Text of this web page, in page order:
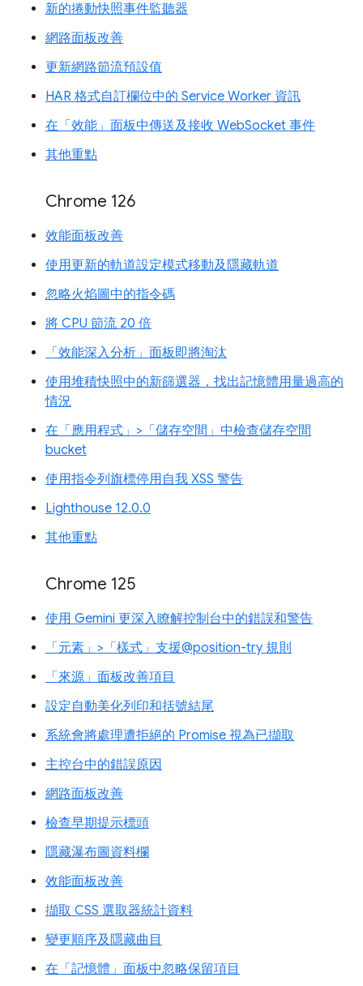
新的捲動快照事件監聽器
網路面板改善
更新網路節流預設值
HAR 格式自訂欄位中的 Service Worker 資訊
在「效能」面板中傳送及接收 WebSocket 事件
其他重點
Chrome 126
效能面板改善
使用更新的軌道設定模式移動及隱藏軌道
忽略火焰圖中的指令碼
將 CPU 節流 20 倍
「效能深入分析」面板即將淘汰
使用堆積快照中的新篩選器，找出記憶體用量過高的
情況
在「應用程式」>「儲存空間」中檢查儲存空間
bucket
使用指令列旗標停用自我 XSS 警告
Lighthouse 12.0.0
其他重點
Chrome 125
使用 Gemini 更深入瞭解控制台中的錯誤和警告
「元素」>「樣式」支援@position-try 規則
「來源」面板改善項目
設定自動美化列印和括號結尾
系統會將處理遭拒絕的 Promise 視為已擷取
主控台中的錯誤原因
網路面板改善
檢查早期提示標頭
隱藏瀑布圖資料欄
效能面板改善
擷取 CSS 選取器統計資料
變更順序及隱藏曲目
在「記憶體」面板中忽略保留項目